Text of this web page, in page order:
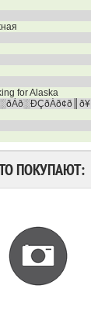
for Alaska
ПОКУПАЮТ: